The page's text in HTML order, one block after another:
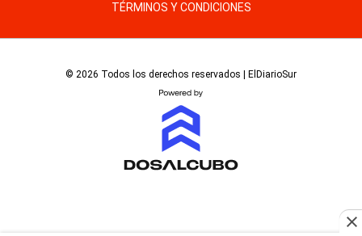
TÉRMINOS Y CONDICIONES
© 2026 Todos los derechos reservados | ElDiarioSur